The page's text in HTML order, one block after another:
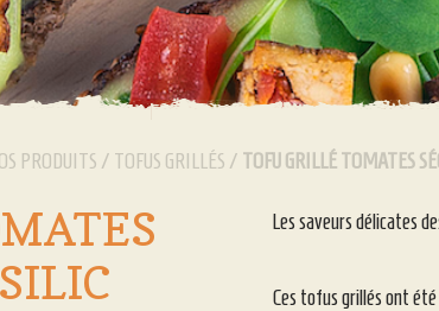
PRODUITS / TOFUS GRILLÉS / TOFU GRILLÉ TOMATES
Les saveurs délicates
Ces tofus grillés ont